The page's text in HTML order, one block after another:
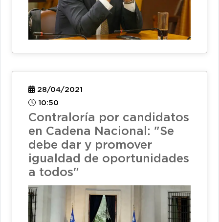
28/04/2021
10:50
Contraloría por candidatos
en Cadena Nacional: "Se
debe dar y promover
igualdad de oportunidades
a todos"